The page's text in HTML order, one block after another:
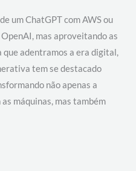
um ChatGPT com AWS ou
mas aproveitando as
que adentramos a era digital,
tem se destacado
não apenas a
máquinas, mas também